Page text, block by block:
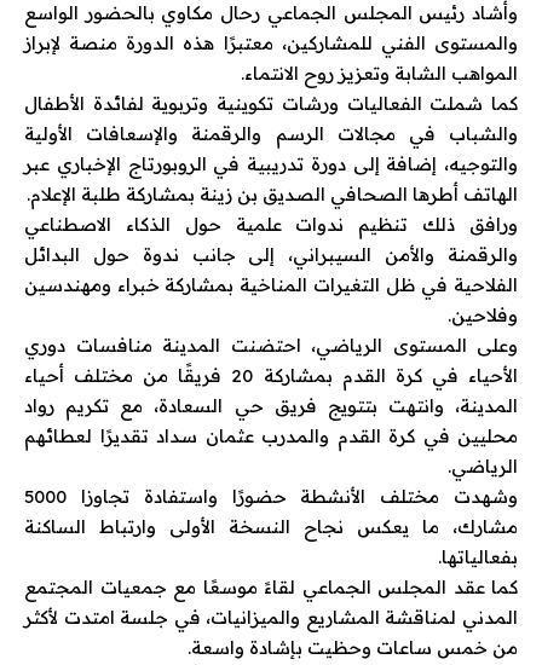
وأشاد رئيس المجلس الجماعي رحال مكاوي بالحضور الواسع
والمستوى الفني للمشاركين، معتبرًا هذه الدورة منصة لإبراز
المواهب الشابة وتعزيز روح الانتماء.
كما شملت الفعاليات ورشات تكوينية وتربوية لفائدة الأطفال
والشباب في مجالات الرسم والرقمنة والإسعافات الأولية
والتوجيه، إضافة إلى دورة تدريبية في الروبورتاج الإخباري عبر
الهاتف أطرها الصحافي الصديق بن زينة بمشاركة طلبة الإعلام.
ورافق ذلك تنظيم ندوات علمية حول الذكاء الاصطناعي
والرقمنة والأمن السيبراني، إلى جانب ندوة حول البدائل
الفلاحية في ظل التغيرات المناخية بمشاركة خبراء ومهندسين
وفلاحين.
وعلى المستوى الرياضي، احتضنت المدينة منافسات دوري
الأحياء في كرة القدم بمشاركة 20 فريقًا من مختلف أحياء
المدينة، وانتهت بتتويج فريق حي السعادة، مع تكريم رواد
محليين في كرة القدم والمدرب عثمان سداد تقديرًا لعطائهم
الرياضي.
وشهدت مختلف الأنشطة حضورًا واستفادة تجاوزا 5000
مشارك، ما يعكس نجاح النسخة الأولى وارتباط الساكنة
بفعالياتها.
كما عقد المجلس الجماعي لقاءً موسعًا مع جمعيات المجتمع
المدني لمناقشة المشاريع والميزانيات، في جلسة امتدت لأكثر
من خمس ساعات وحظيت بإشادة واسعة.